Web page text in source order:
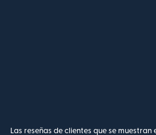
Las reseñas de clientes que se